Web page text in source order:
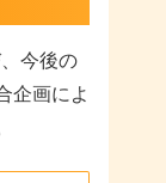
今後の
企画によ